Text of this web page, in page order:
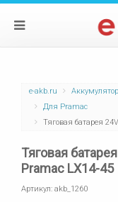
e-akb.ru
Для Pramac
Тяговая батарея
Тяговая
Pramac LX14-45
Артикул: akb_1260